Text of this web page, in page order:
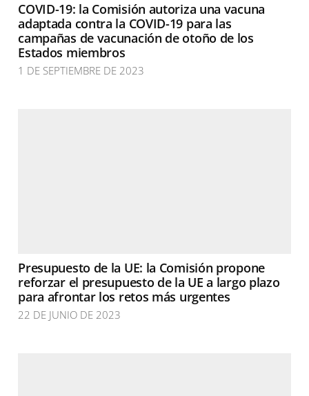
COVID-19: la Comisión autoriza una vacuna
adaptada contra la COVID-19 para las
campañas de vacunación de otoño de los
Estados miembros
1 DE SEPTIEMBRE DE 2023
Presupuesto de la UE: la Comisión propone
reforzar el presupuesto de la UE a largo plazo
para afrontar los retos más urgentes
22 DE JUNIO DE 2023